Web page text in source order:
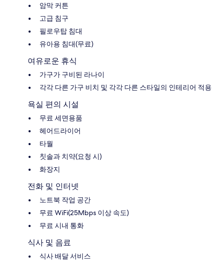
암막 커튼
고급 침구
필로우탑 침대
유아용 침대(무료)
여유로운 휴식
가구가 구비된 라나이
각각 다른 가구 비치 및 각각 다른 스타일의 인테리어 적용
욕실 편의 시설
무료 세면용품
헤어드라이어
타월
칫솔과 치약(요청 시)
화장지
전화 및 인터넷
노트북 작업 공간
무료 WiFi(25Mbps 이상 속도)
무료 시내 통화
식사 및 음료
식사 배달 서비스